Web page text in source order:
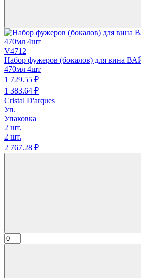
V4712
Набор фужеров (бокалов) для
470мл 4шт
1 729.55 ₽
1 383.64 ₽
Cristal D'arques
Уп.
Упаковка
2 шт.
2 шт.
2 767.28 ₽